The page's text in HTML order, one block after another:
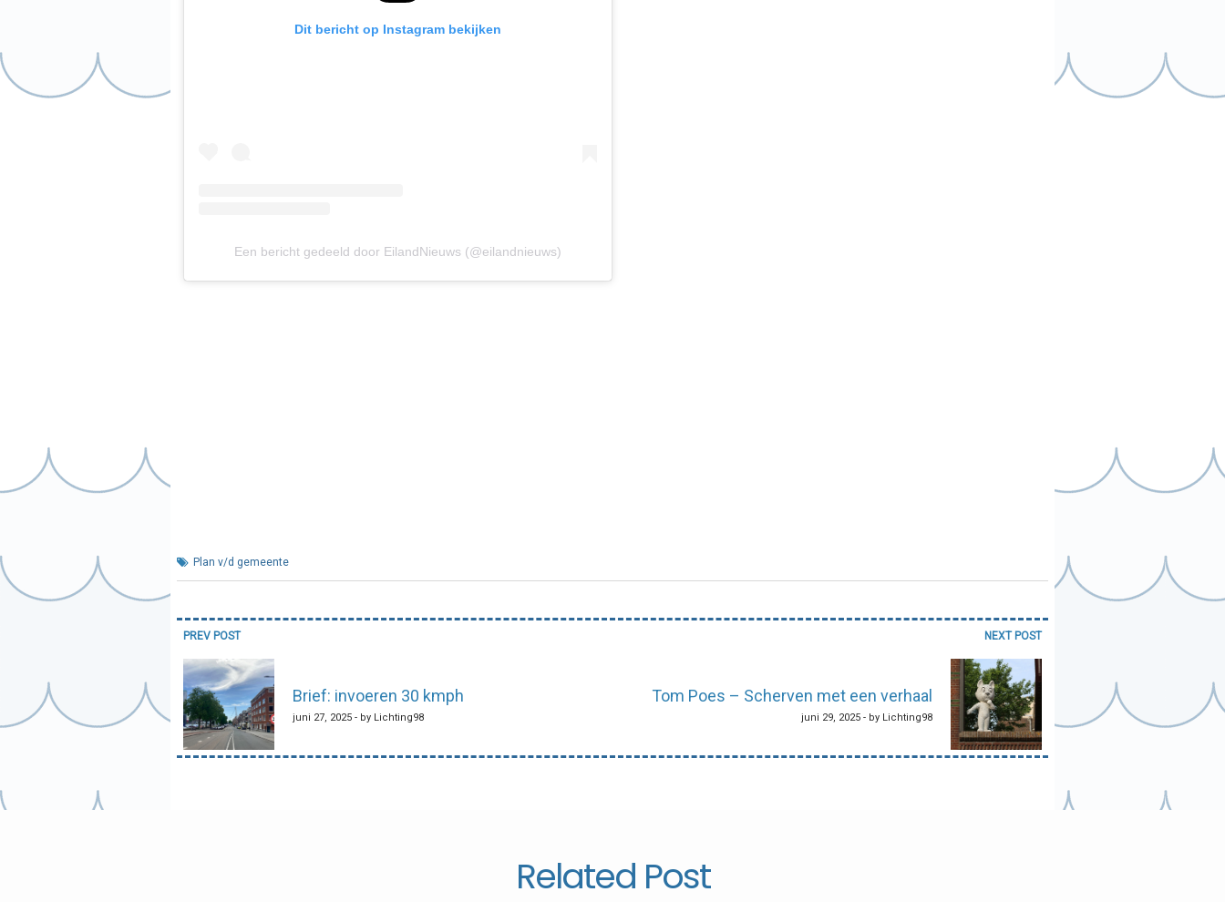
Dit bericht op Instagram bekijken
Een bericht gedeeld door EilandNieuws (@eilandnieuws)
Plan v/d gemeente
Bericht
navigatie
PREV POST
Brief: invoeren 30 kmph
juni 27, 2025 - by Lichting98
NEXT POST
Tom Poes – Scherven met een verhaal
juni 29, 2025 - by Lichting98
Related Post